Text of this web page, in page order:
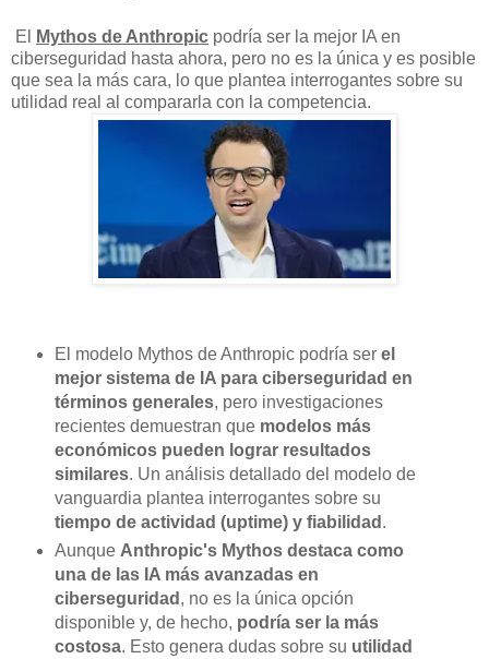
El Mythos de Anthropic podría ser la mejor IA en
ciberseguridad hasta ahora, pero no es la única y es posible
que sea la más cara, lo que plantea interrogantes sobre su
utilidad real al compararla con la competencia.
El modelo Mythos de Anthropic podría ser el
mejor sistema de IA para ciberseguridad en
términos generales, pero investigaciones
recientes demuestran que modelos más
económicos pueden lograr resultados
similares. Un análisis detallado del modelo de
vanguardia plantea interrogantes sobre su
tiempo de actividad (uptime) y fiabilidad .
Aunque Anthropic's Mythos destaca como
una de las IA más avanzadas en
ciberseguridad , no es la única opción
disponible y, de hecho, podría ser la más
costosa. Esto genera dudas sobre su utilidad